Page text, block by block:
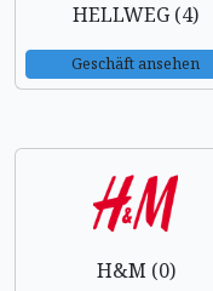
HELLWEG (4)
Geschäft ansehen
H&M (0)